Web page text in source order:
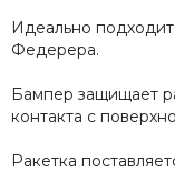
Идеально
Федерера.
Бампер защищает
контакта с
Ракетка